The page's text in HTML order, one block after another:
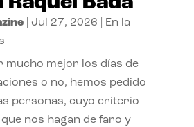
| Jul 27, 2026
En la
mucho mejor los días de
o no, hemos pedido
personas, cuyo criterio
nos hagan de faro y